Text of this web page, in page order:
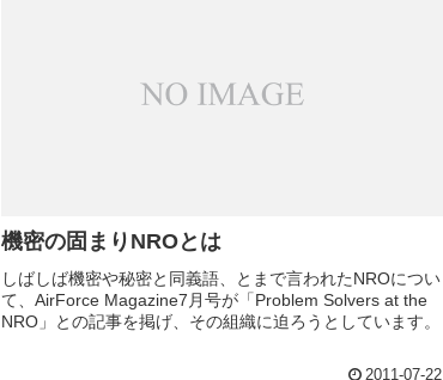
機密の固まりNROとは
しばしば機密や秘密と同義語、とまで言われたNROについ
て、AirForce Magazine7月号が「Problem Solvers at the
NRO」との記事を掲げ、その組織に迫ろうとしています。
2011-07-22